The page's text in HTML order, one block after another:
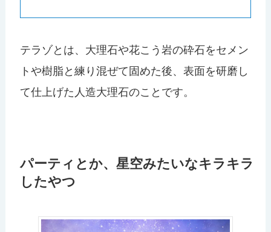
テラゾとは、大理石や花こう岩の砕石をセメン
トや樹脂と練り混ぜて固めた後、表面を研磨し
て仕上げた人造大理石のことです。
パーティとか、星空みたいなキラキラ
したやつ